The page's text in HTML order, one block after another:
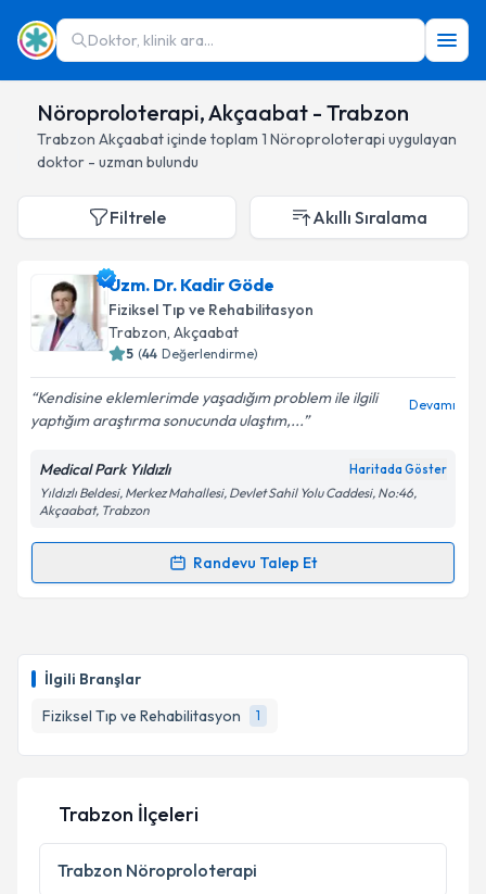
Doktor, klinik ara...
Nöroproloterapi, Akçaabat - Trabzon
Trabzon Akçaabatiçinde toplam 1 Nöroproloterapi uygulayan
doktor - uzman bulundu
İlgili Branşlar
Fiziksel Tıp ve Rehabilitasyon
1
Filtrele Akıllı Sıralama
Uzm. Dr. Kadir Göde
Fiziksel Tıp ve Rehabilitasyon
Trabzon, Akçaabat
5 (44 Değerlendirme)
Kendisine eklemlerimde yaşadığım problem ile ilgili
yaptığım araştırma sonucunda ulaştım,...
Devamı
Medical Park Yıldızlı Haritada Göster
Yıldızlı Beldesi, Merkez Mahallesi, Devlet Sahil Yolu Caddesi, No:46,
Akçaabat, Trabzon
Randevu Talep Et
Randevu Takvimi Talebi
takvim hazırlandığında e-posta ile bilgilendireceğiz.
Kişisel verilerimin işlenmesine ilişkinAydınlatma
Metni'ni okudum ve kişisel verilerimin belirtilen
kapsamda işlenmesini kabul ediyorum.
Trabzon İlçeleri
Trabzon Nöroproloterapi